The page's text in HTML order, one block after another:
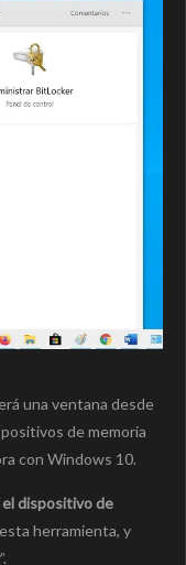
una ventana desde
de memoria
con Windows 10.
dispositivo de
herramienta, y
”.